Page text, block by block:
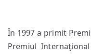
În 1997 a primit
Premiul